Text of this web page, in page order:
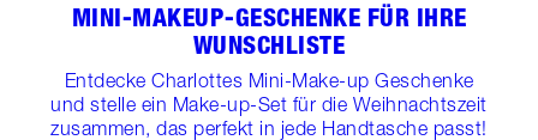
MINI-MAKEUP-GESCHENKE FÜR IHRE
WUNSCHLISTE
Entdecke Charlottes Mini-Make-up Geschenke
und stelle ein Make-up-Set für die Weihnachtszeit
zusammen, das perfekt in jede Handtasche passt!